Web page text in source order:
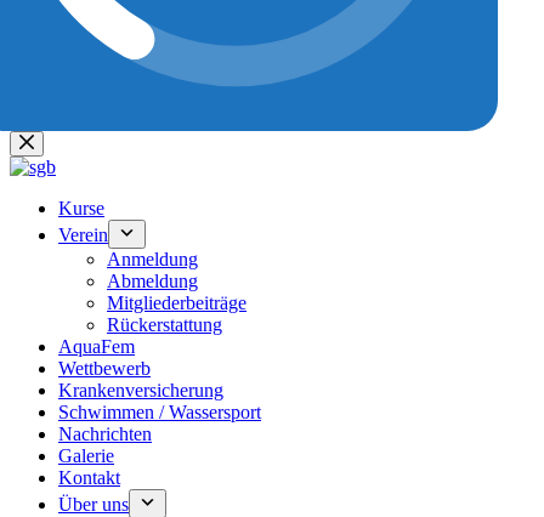
Keine
Ergebnisse
Kurse
Verein
Anmeldung
Abmeldung
Mitgliederbeiträge
Rückerstattung
AquaFem
Wettbewerb
Krankenversicherung
Schwimmen / Wassersport
Nachrichten
Galerie
Kontakt
Über uns